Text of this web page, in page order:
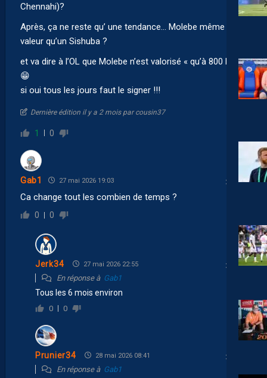
Chennahi)?
Après, ça ne reste qu’ une tendance… Molebe même
valeur qu’un Sishuba ?
et va dire à l’OL que Molebe n’est valorisé « qu’à 800 K »
😁
si oui tous les jours faut le signer !!!
Dernière édition il y a 2 mois par cousin37
1 0
Gab1 27 mai 2026 19:03
Ca change tout les combien de temps ?
0 0
Jerk34 27 mai 2026 22:55
En réponse à Gab1
Tous les 6 mois environ
0 0
Prunier34 28 mai 2026 08:41
En réponse à Gab1